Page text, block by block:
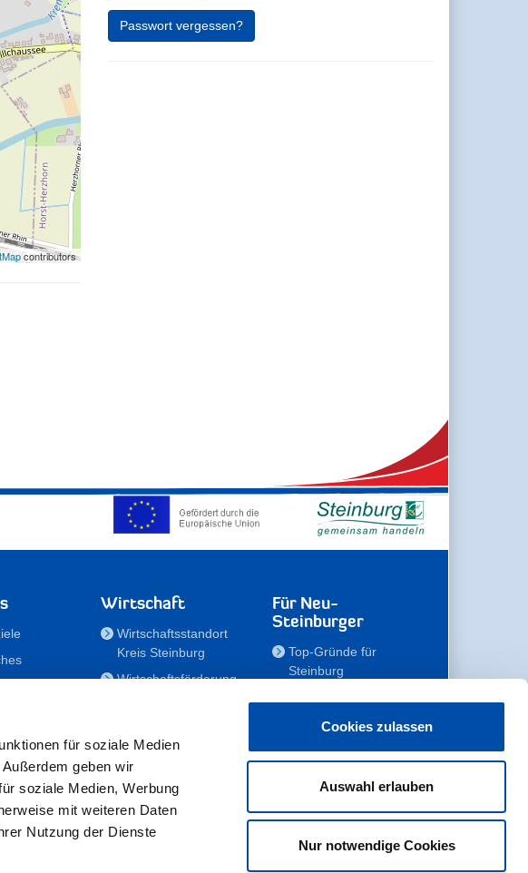
für soziale Medien
geben wir
soziale Medien, Werbung
mit weiteren Daten
Nutzung der Dienste
Cookies zulassen
Auswahl erlauben
Nur notwendige Cookies
contributors
Passwort vergessen?
Wirtschaft
Wirtschaftsstandort
Kreis Steinburg
Wirtschaftsförderung
Zahlen, Daten,
Fakten
Gewerbeflächen
Für Neu-
Steinburger
Top-Gründe für
Steinburg
Meine Immobilie
Erholen